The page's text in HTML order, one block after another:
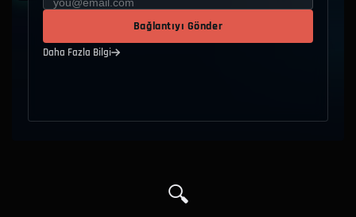
Bağlantıyı Gönder
Daha Fazla Bilgi
🔍